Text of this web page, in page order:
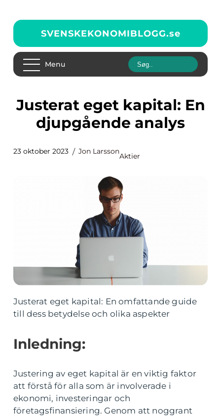
SVENSKEKONOMIBLOGG.se
Menu
Justerat eget kapital: En
djupgående analys
23 oktober 2023 Jon Larsson
Aktier
Justerat eget kapital: En omfattande guide
till dess betydelse och olika aspekter
Inledning:
Justering av eget kapital är en viktig faktor
att förstå för alla som är involverade i
ekonomi, investeringar och
företagsfinansiering. Genom att noggrant